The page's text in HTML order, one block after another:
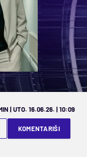
| UTO. 16.06.26. | 10:09
KOMENTARIŠI